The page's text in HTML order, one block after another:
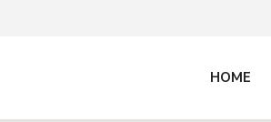
HOME